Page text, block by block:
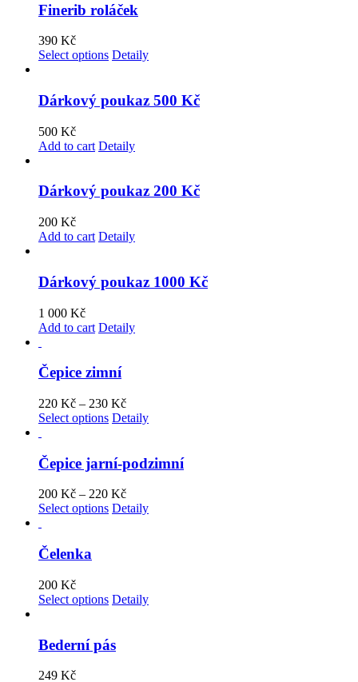
Finerib roláček
390 Kč
Select options Detaily
Dárkový poukaz 500 Kč
500 Kč
Add to cart Detaily
Dárkový poukaz 200 Kč
200 Kč
Add to cart Detaily
Dárkový poukaz 1000 Kč
1 000 Kč
Add to cart Detaily
Čepice zimní
220 Kč – 230 Kč
Select options Detaily
Čepice jarní-podzimní
200 Kč – 220 Kč
Select options Detaily
Čelenka
200 Kč
Select options Detaily
Bederní pás
249 Kč